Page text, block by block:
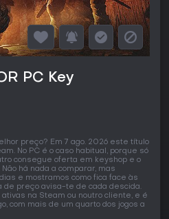
PC Key
preço? Em 7 ago. 2026 este título
No PC é o caso habitual, porque só
consegue oferta em keyshop e o
há nada a comparar, mas
e mostramos como fica face às
preço avisa-te de cada descida.
na Steam ou noutro cliente, e é
com mais de um quarto dos jogos a